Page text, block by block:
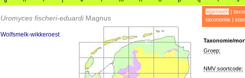
Uromyces fischeri-eduardi Magnus
Wolfsmelk-wikkeroest
algemeen|
taxonomie|
Taxonomie/
Groep:
NMV soortcode: